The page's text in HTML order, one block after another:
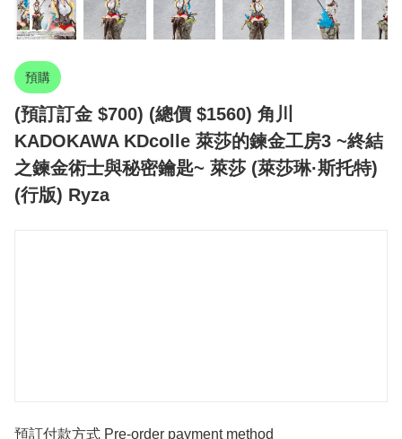
預購
(預訂訂金 $700) (總價 $1560) 角川
KADOKAWA KDcolle 萊莎的鍊金工房3 ~終結
之鍊金術士與秘密鑰匙~ 萊莎 (萊莎琳·斯托特)
(行版) Ryza
預訂付款方式 Pre-order payment method